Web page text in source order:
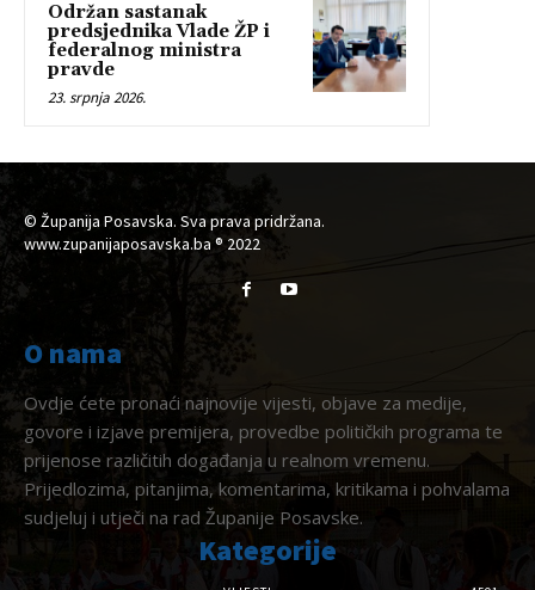
Održan sastanak
predsjednika Vlade ŽP i
federalnog ministra
pravde
23. srpnja 2026.
© Županija Posavska. Sva prava pridržana.
www.zupanijaposavska.ba ® 2022
O nama
Ovdje ćete pronaći najnovije vijesti, objave za medije,
govore i izjave premijera, provedbe političkih programa te
prijenose različitih događanja u realnom vremenu.
Prijedlozima, pitanjima, komentarima, kritikama i pohvalama
sudjeluj i utječi na rad Županije Posavske.
Kategorije